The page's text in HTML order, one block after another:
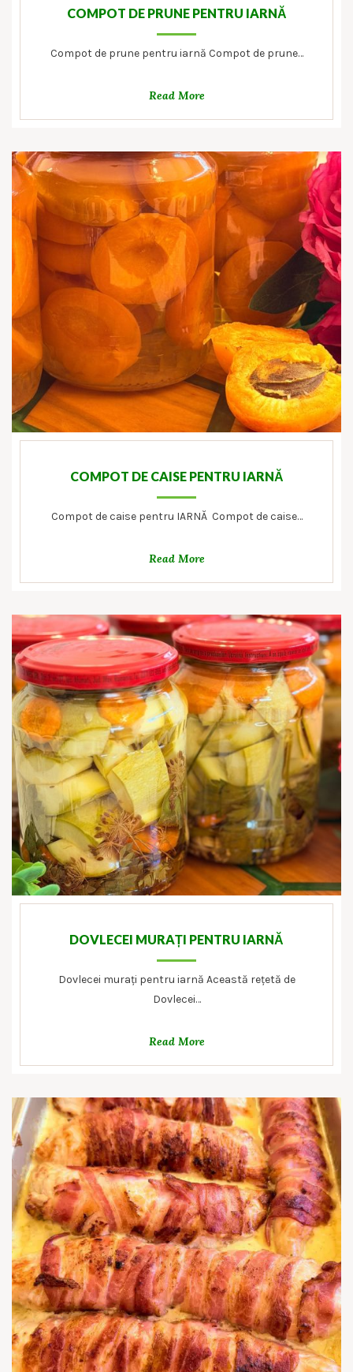
COMPOT DE PRUNE PENTRU IARNĂ
Compot de prune pentru iarnă Compot de prune…
Read More
COMPOT DE CAISE PENTRU IARNĂ
Compot de caise pentru IARNĂ Compot de caise…
Read More
DOVLECEI MURAȚI PENTRU IARNĂ
Dovlecei murați pentru iarnă Această rețetă de
Dovlecei…
Read More